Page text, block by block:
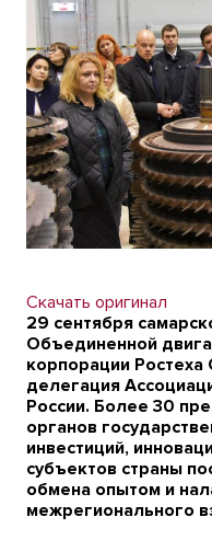
Скачать оригинал
29 сентября
Объединенной
корпорации
делегация
России. Более 30
органов
инвестиций,
субъектов страны
обмена опытом и
межрегионального